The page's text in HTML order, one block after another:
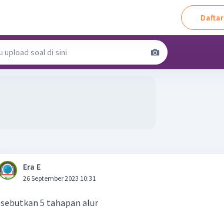
Daftar
Era E
26 September 2023 10:31
sebutkan 5 tahapan alur